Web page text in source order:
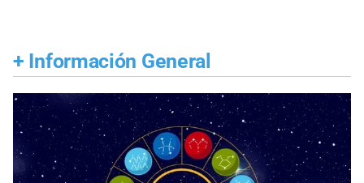
+ Información General